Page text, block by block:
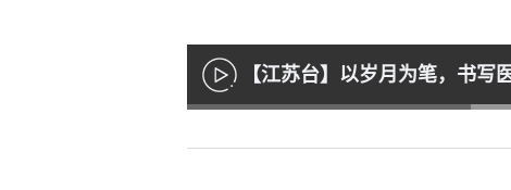
播
放
【江苏台】以岁月为笔，书写
Loaded: